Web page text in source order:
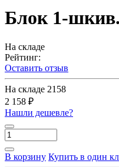
Блок 1-
На складе
Рейтинг:
Оставить отзыв
На складе 2158
2 158 ₽
Нашли дешевле?
В корзину Купить в один